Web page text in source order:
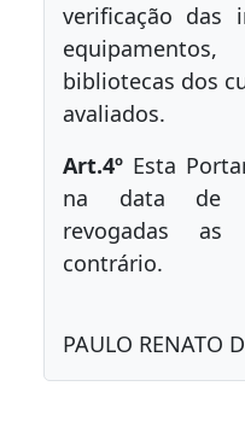
verificação das
bibliotecas dos
avaliados.
Art.4º Esta
na data de
revogadas as
contrário.
PAULO RENATO